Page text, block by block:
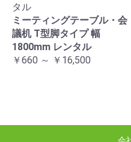
タル
ミーティングテーブル・会
議机 T型脚タイプ 幅
1800mm レンタル
￥660 ～ ￥16,500
会